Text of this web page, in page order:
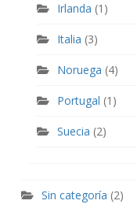
Irlanda (1)
Italia (3)
Noruega (4)
Portugal (1)
Suecia (2)
Sin categoría (2)